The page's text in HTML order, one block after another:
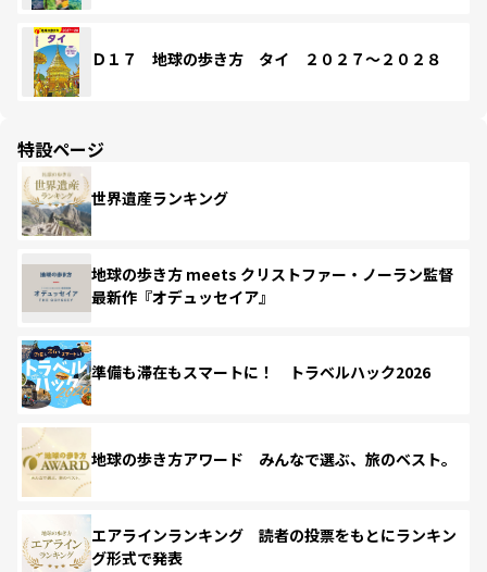
Ｄ１７ 地球の歩き方 タイ ２０２７～２０２８
特設ページ
世界遺産ランキング
地球の歩き方 meets クリストファー・ノーラン監督
最新作『オデュッセイア』
準備も滞在もスマートに！ トラベルハック2026
地球の歩き方アワード みんなで選ぶ、旅のベスト。
エアラインランキング 読者の投票をもとにランキン
グ形式で発表